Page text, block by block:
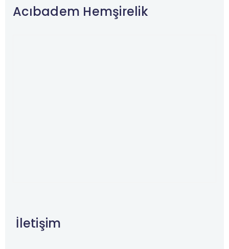
Acıbadem Hemşirelik
İletişim